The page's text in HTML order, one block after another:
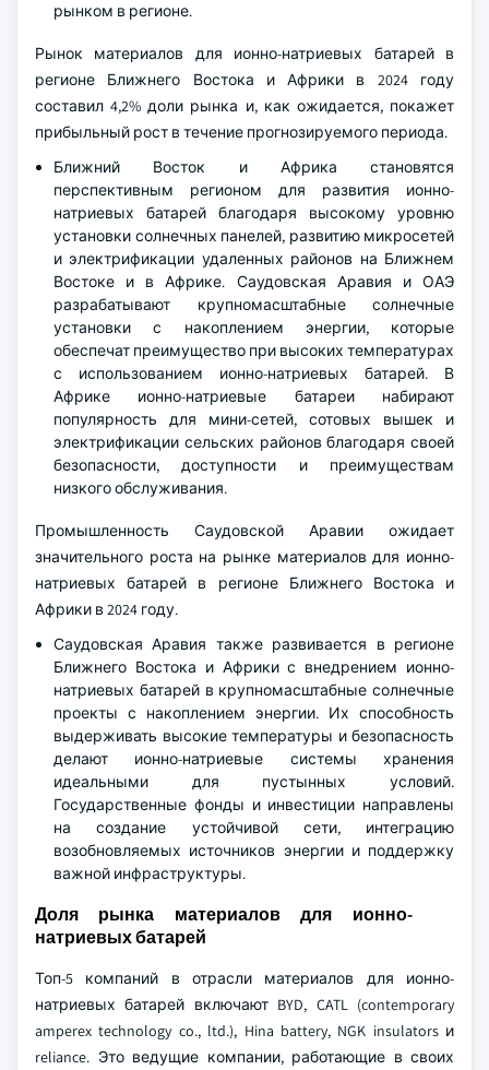
рынком в регионе.
Рынок материалов для ионно-натриевых батарей в
регионе Ближнего Востока и Африки в 2024 году
составил 4,2% доли рынка и, как ожидается, покажет
прибыльный рост в течение прогнозируемого периода.
Ближний Восток и Африка становятся
перспективным регионом для развития ионно-
натриевых батарей благодаря высокому уровню
установки солнечных панелей, развитию микросетей
и электрификации удаленных районов на Ближнем
Востоке и в Африке. Саудовская Аравия и ОАЭ
разрабатывают крупномасштабные солнечные
установки с накоплением энергии, которые
обеспечат преимущество при высоких температурах
с использованием ионно-натриевых батарей. В
Африке ионно-натриевые батареи набирают
популярность для мини-сетей, сотовых вышек и
электрификации сельских районов благодаря своей
безопасности, доступности и преимуществам
низкого обслуживания.
Промышленность Саудовской Аравии ожидает
значительного роста на рынке материалов для ионно-
натриевых батарей в регионе Ближнего Востока и
Африки в 2024 году.
Саудовская Аравия также развивается в регионе
Ближнего Востока и Африки с внедрением ионно-
натриевых батарей в крупномасштабные солнечные
проекты с накоплением энергии. Их способность
выдерживать высокие температуры и безопасность
делают ионно-натриевые системы хранения
идеальными для пустынных условий.
Государственные фонды и инвестиции направлены
на создание устойчивой сети, интеграцию
возобновляемых источников энергии и поддержку
важной инфраструктуры.
Доля рынка материалов для ионно-
натриевых батарей
Топ-5 компаний в отрасли материалов для ионно-
натриевых батарей включают BYD, CATL (contemporary
amperex technology co., ltd.), Hina battery, NGK insulators и
reliance. Это ведущие компании, работающие в своих